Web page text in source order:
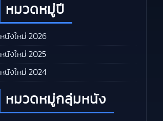
หมวดหมู่ปี
หนังใหม่ 2026
หนังใหม่ 2025
หนังใหม่ 2024
หมวดหมู่กลุ่มหนัง